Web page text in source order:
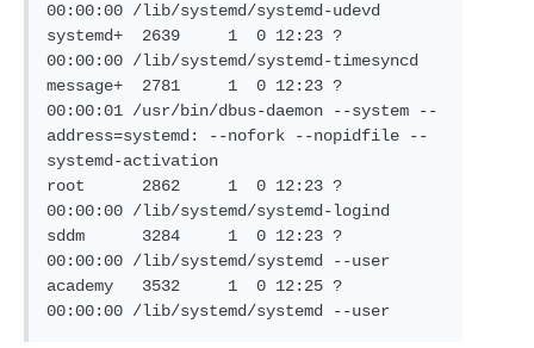
00:00:00 /lib/systemd/systemd-udevd
systemd+  2639     1  0 12:23 ?
00:00:00 /lib/systemd/systemd-timesyncd
message+  2781     1  0 12:23 ?
00:00:01 /usr/bin/dbus-daemon --system --
address=systemd: --nofork --nopidfile --
systemd-activation
root      2862     1  0 12:23 ?
00:00:00 /lib/systemd/systemd-logind
sddm      3284     1  0 12:23 ?
00:00:00 /lib/systemd/systemd --user
academy   3532     1  0 12:25 ?
00:00:00 /lib/systemd/systemd --user